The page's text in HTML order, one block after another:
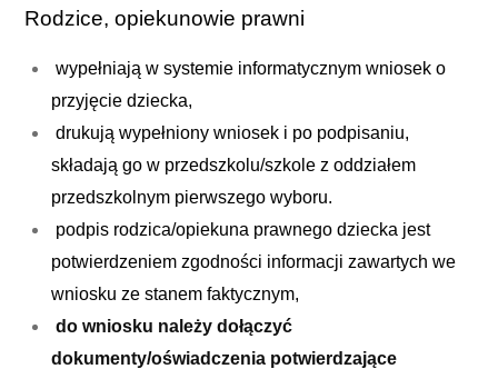
Rodzice, opiekunowie prawni
wypełniają w systemie informatycznym wniosek o
przyjęcie dziecka,
drukują wypełniony wniosek i po podpisaniu,
składają go w przedszkolu/szkole z oddziałem
przedszkolnym pierwszego wyboru.
podpis rodzica/opiekuna prawnego dziecka jest
potwierdzeniem zgodności informacji zawartych we
wniosku ze stanem faktycznym,
do wniosku należy dołączyć
dokumenty/oświadczenia potwierdzające